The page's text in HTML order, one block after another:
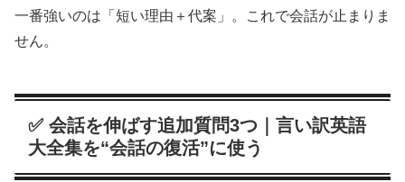
一番強いのは「短い理由＋代案」。これで会話が止まりま
せん。
✅ 会話を伸ばす追加質問3つ｜言い訳英語
大全集を“会話の復活”に使う